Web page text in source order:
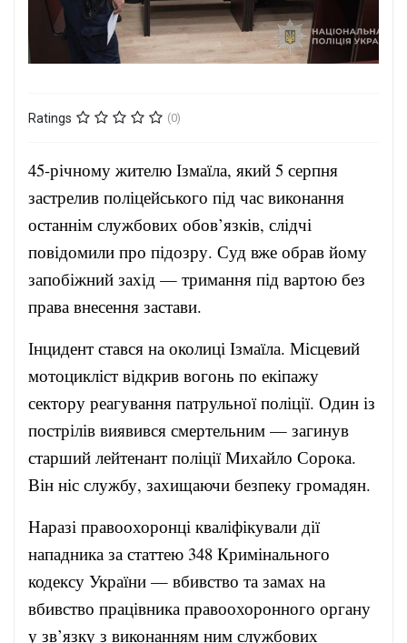
Ratings (0)
45-річному жителю Ізмаїла, який 5 серпня
застрелив поліцейського під час виконання
останнім службових обов’язків, слідчі
повідомили про підозру. Суд вже обрав йому
запобіжний захід — тримання під вартою без
права внесення застави.
Інцидент стався на околиці Ізмаїла. Місцевий
мотоцикліст відкрив вогонь по екіпажу
сектору реагування патрульної поліції. Один із
пострілів виявився смертельним — загинув
старший лейтенант поліції Михайло Сорока.
Він ніс службу, захищаючи безпеку громадян.
Наразі правоохоронці кваліфікували дії
нападника за статтею 348 Кримінального
кодексу України — вбивство та замах на
вбивство працівника правоохоронного органу
у зв’язку з виконанням ним службових